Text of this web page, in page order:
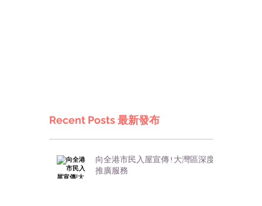
Recent Posts 最新發布
向全港市民入屋宣傳!大灣區深度
推廣服務